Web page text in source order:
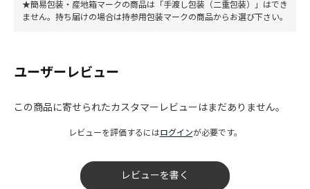
★簡易包装・産地箱マークの商品は「手渡し包装（二重包装）」はでき
ません。持ち届けの場合は持参用包装マークの商品からお選び下さい。
ユーザーレビュー
この商品に寄せられたカスタマーレビューはまだありません。
レビューを評価するにはログインが必要です。
レビューを書く